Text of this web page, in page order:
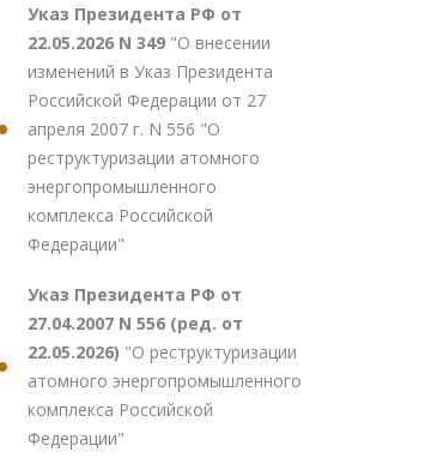
Указ Президента РФ от
22.05.2026 N 349 "О внесении
изменений в Указ Президента
Российской Федерации от 27
апреля 2007 г. N 556 "О
реструктуризации атомного
энергопромышленного
комплекса Российской
Федерации"
Указ Президента РФ от
27.04.2007 N 556 (ред. от
22.05.2026) "О реструктуризации
атомного энергопромышленного
комплекса Российской
Федерации"